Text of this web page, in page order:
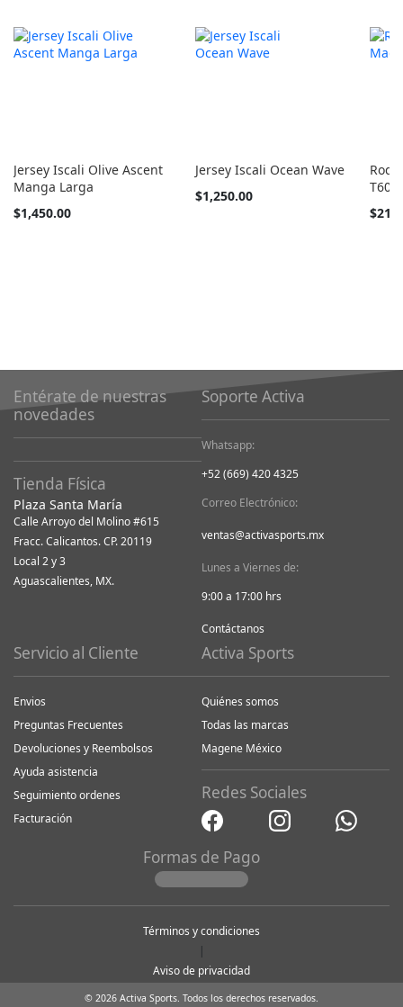
Jersey Iscali Olive Ascent
Manga Larga
Tan
$1,450.00
Jersey Iscali Ocean Wave
Tan
$1,250.00
T600
Entérate de nuestras
novedades
Tienda Física
Plaza Santa María
Calle Arroyo del Molino #615
Fracc. Calicantos. CP. 20119
Local 2 y 3
Aguascalientes, MX.
Soporte Activa
Whatsapp:
+52 (669) 420 4325
Correo Electrónico:
ventas@activasports.mx
Lunes a Viernes de:
9:00 a 17:00 hrs
Contáctanos
Servicio al Cliente
Envios
Preguntas Frecuentes
Devoluciones y Reembolsos
Ayuda asistencia
Seguimiento ordenes
Facturación
Activa Sports
Quiénes somos
Todas las marcas
Magene México
Redes Sociales
Formas de Pago
Términos y condiciones
|
Aviso de privacidad
© 2026 Activa Sports. Todos los derechos reservados.